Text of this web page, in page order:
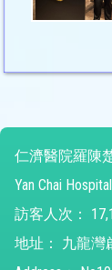
仁濟醫院羅陳
Yan Chai
訪客人次：
地址：
九龍灣